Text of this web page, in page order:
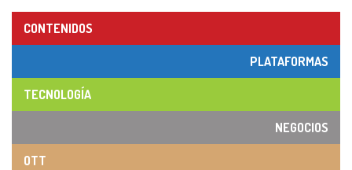
CONTENIDOS
PLATAFORMAS
TECNOLOGÍA
NEGOCIOS
OTT